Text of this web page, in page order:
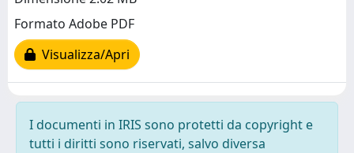
Formato Adobe PDF
Visualizza/Apri
I documenti in IRIS sono protetti da copyright e
tutti i diritti sono riservati, salvo diversa